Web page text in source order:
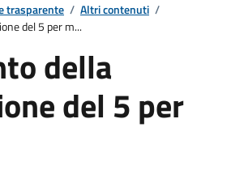
trasparente / Altri contenuti /
del 5 per m...
della
del 5 per